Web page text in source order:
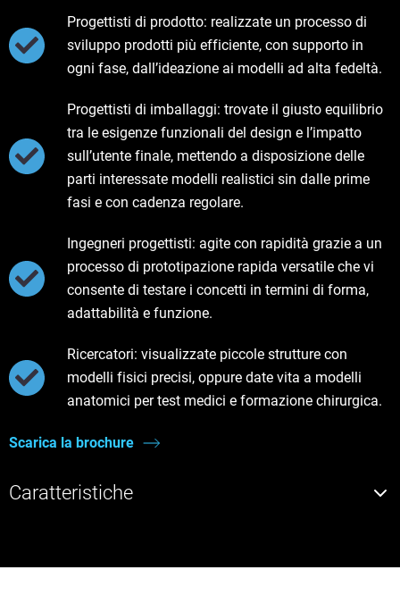
Progettisti di prodotto: realizzate un processo di
sviluppo prodotti più efficiente, con supporto in
ogni fase, dall’ideazione ai modelli ad alta fedeltà.
Progettisti di imballaggi: trovate il giusto equilibrio
tra le esigenze funzionali del design e l’impatto
sull’utente finale, mettendo a disposizione delle
parti interessate modelli realistici sin dalle prime
fasi e con cadenza regolare.
Ingegneri progettisti: agite con rapidità grazie a un
processo di prototipazione rapida versatile che vi
consente di testare i concetti in termini di forma,
adattabilità e funzione.
Ricercatori: visualizzate piccole strutture con
modelli fisici precisi, oppure date vita a modelli
anatomici per test medici e formazione chirurgica.
Scarica la brochure
Caratteristiche